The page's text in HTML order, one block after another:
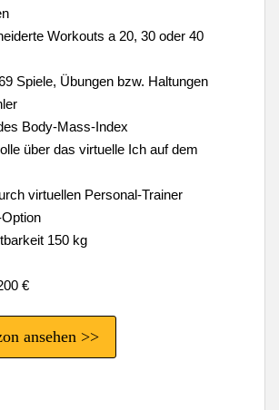
Workouts a 20, 30 oder 40
Spiele, Übungen bzw. Haltungen
Body-Mass-Index
über das virtuelle Ich auf dem
virtuellen Personal-Trainer
150 kg
€
ansehen >>